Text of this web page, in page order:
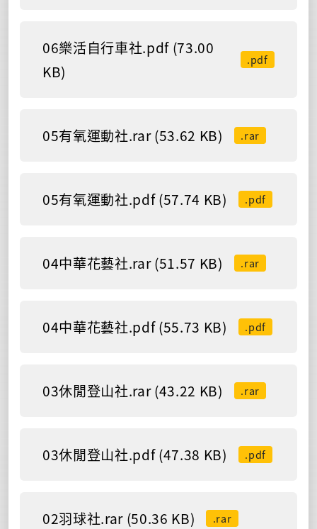
06樂活自行車社.pdf (73.00
KB)
.pdf
05有氧運動社.rar (53.62 KB) .rar
05有氧運動社.pdf (57.74 KB) .pdf
04中華花藝社.rar (51.57 KB) .rar
04中華花藝社.pdf (55.73 KB) .pdf
03休閒登山社.rar (43.22 KB) .rar
03休閒登山社.pdf (47.38 KB) .pdf
02羽球社.rar (50.36 KB) .rar